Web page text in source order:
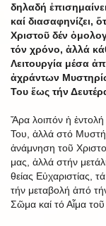
δηλαδή
καί διασαφηνίζει,
Χριστοῦ δέν
τόν χρόνο, ἀλλά
Λειτουργία μέσα
ἀχράντων
Του ἕως τήν
Ἄρα λοιπόν ἡ
Του, ἀλλά στό
ἀνάμνηση τοῦ
μας, ἀλλά στήν
θείας Εὐχαριστίας,
τήν μεταβολή ἀπό
Σῶμα καί τό Αἷμα τοῦ